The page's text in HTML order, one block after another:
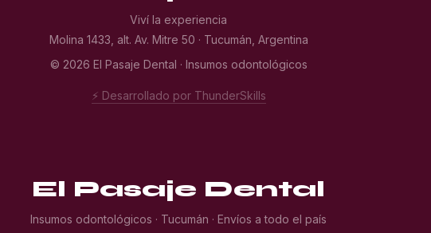
Viví la experiencia
Molina 1433, alt. Av. Mitre 50 · Tucumán, Argentina
© 2026 El Pasaje Dental · Insumos odontológicos
⚡ Desarrollado por ThunderSkills
El Pasaje Dental
Insumos odontológicos · Tucumán · Envíos a todo el país